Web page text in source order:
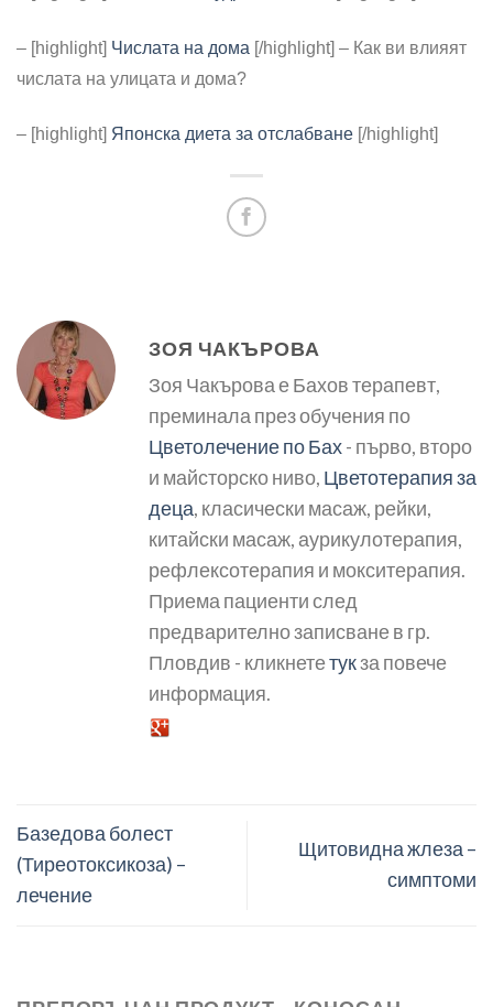
– [highlight] Числата на дома [/highlight] – Как ви влияят
числата на улицата и дома?
– [highlight] Японска диета за отслабване [/highlight]
ЗОЯ ЧАКЪРОВА
Зоя Чакърова е Бахов терапевт,
преминала през обучения по
Цветолечение по Бах- първо, второ
и майсторско ниво, Цветотерапия за
деца, класически масаж, рейки,
китайски масаж, аурикулотерапия,
рефлексотерапия и мокситерапия.
Приема пациенти след
предварително записване в гр.
Пловдив - кликнететукза повече
информация.
Базедова болест
(Тиреотоксикоза) –
лечение
Щитовидна жлеза –
симптоми